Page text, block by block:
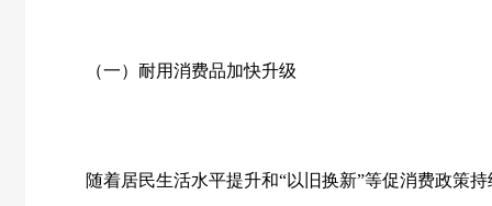
（一）耐用消费品加快升级
随着居民生活水平提升和“以旧换新”等促消费政策